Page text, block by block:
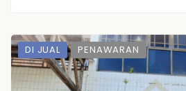
DI JUAL PENAWARAN